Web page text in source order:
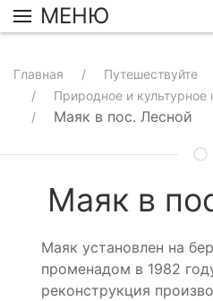
МЕНЮ
Главная
Путешествуйте
Природное и культурное
Маяк в пос. Лесной
Маяк в
Маяк установлен на
променадом в 1982
реконструкция